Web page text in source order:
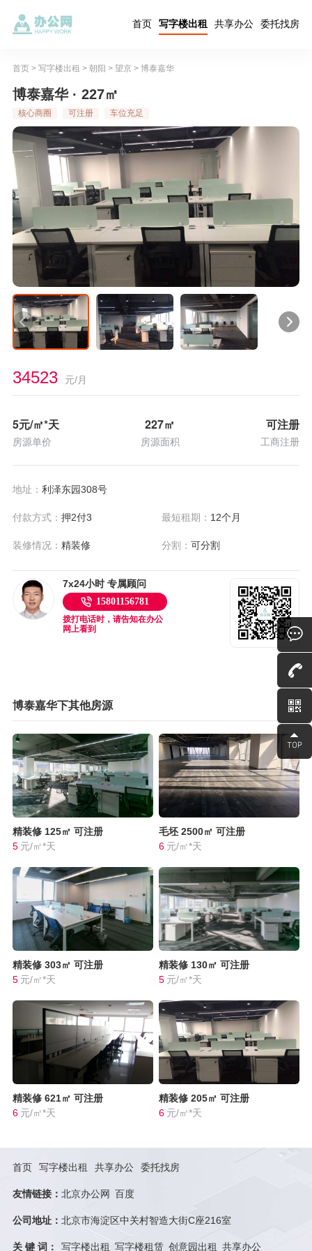
首页 写字楼出租 共享办公 委托找房
首页> 写字楼出租 > 朝阳 > 望京> 博泰嘉华
博泰嘉华 · 227㎡
核心商圈 可注册 车位充足
34523 元/月
5元/㎡*天
房源单价
227㎡
房源面积
可注册
工商注册
地址： 利泽东园308号
付款方式： 押2付3 最短租期： 12个月
装修情况： 精装修 分割：可分割
7x24小时 专属顾问
15801156781
拨打电话时，请告知在办公
网上看到
博泰嘉华下其他房源
精装修 125㎡ 可注册
5 元/㎡*天
毛坯 2500㎡ 可注册
6 元/㎡*天
精装修 303㎡ 可注册
5 元/㎡*天
精装修 130㎡ 可注册
5 元/㎡*天
精装修 621㎡ 可注册
6 元/㎡*天
精装修 205㎡ 可注册
6 元/㎡*天
首页 写字楼出租 共享办公 委托找房
友情链接： 北京办公网 百度
公司地址： 北京市海淀区中关村智造大街C座216室
关 键 词： 写字楼出租 写字楼租赁 创意园出租 共享办公